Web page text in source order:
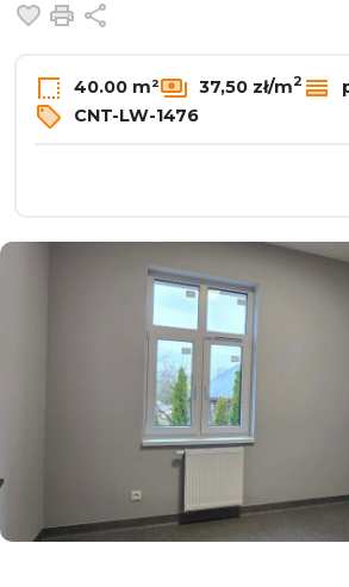
Dodaj do ulubionych
Drukuj
40.00 m² 37,50 zł/m2
CNT-LW-1476